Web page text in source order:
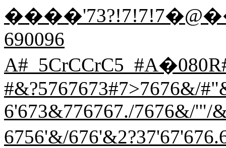
690096
#&?5767673#7>7676&/
6'673&776767./7676&/
6756'&/